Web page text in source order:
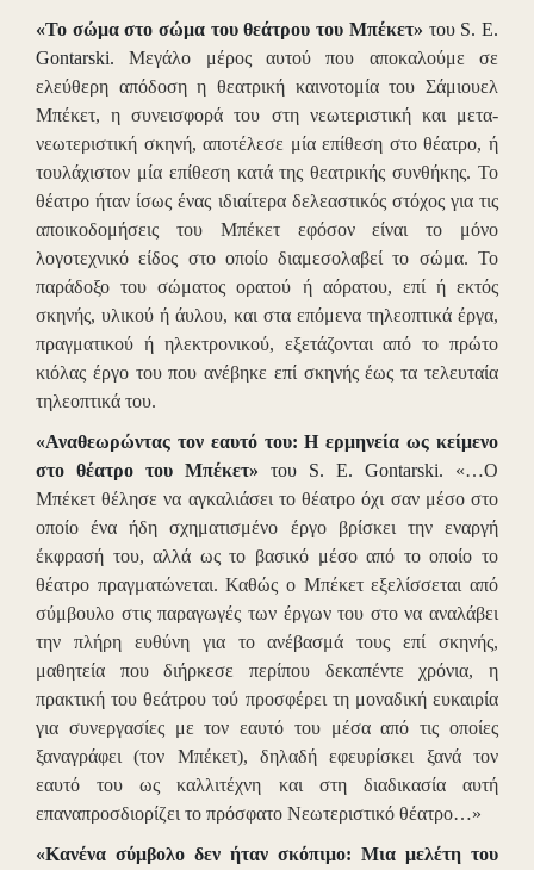
«Το σώμα στο σώμα του θεάτρου του Μπέκετ» του S. E.
Gontarski.Μεγάλο μέρος αυτού που αποκαλούμε σε
ελεύθερη απόδοση η θεατρική καινοτομία του Σάμιουελ
Μπέκετ, η συνεισφορά του στη νεωτεριστική και μετα-
νεωτεριστική σκηνή, αποτέλεσε μία επίθεση στο θέατρο, ή
τουλάχιστον μία επίθεση κατά της θεατρικής συνθήκης. Το
θέατρο ήταν ίσως ένας ιδιαίτερα δελεαστικός στόχος για τις
αποικοδομήσεις του Μπέκετ εφόσον είναι το μόνο
λογοτεχνικό είδος στο οποίο διαμεσολαβεί το σώμα. Το
παράδοξο του σώματος ορατού ή αόρατου, επί ή εκτός
σκηνής, υλικού ή άυλου, και στα επόμενα τηλεοπτικά έργα,
πραγματικού ή ηλεκτρονικού, εξετάζονται από το πρώτο
κιόλας έργο του που ανέβηκε επί σκηνής έως τα τελευταία
τηλεοπτικά του.
«Αναθεωρώντας τον εαυτό του: Η ερμηνεία ως κείμενο
στο θέατρο του Μπέκετ» του S. E. Gontarski.
«…Ο
Μπέκετ θέλησε να αγκαλιάσει το θέατρο όχι σαν μέσο στο
οποίο ένα ήδη σχηματισμένο έργο βρίσκει την εναργή
έκφρασή του, αλλά ως το βασικό μέσο από το οποίο το
θέατρο πραγματώνεται. Καθώς ο Μπέκετ εξελίσσεται από
σύμβουλο στις παραγωγές των έργων του στο να αναλάβει
την πλήρη ευθύνη για το ανέβασμά τους επί σκηνής,
μαθητεία που διήρκεσε περίπου δεκαπέντε χρόνια, η
πρακτική του θεάτρου τού προσφέρει τη μοναδική ευκαιρία
για συνεργασίες με τον εαυτό του μέσα από τις οποίες
ξαναγράφει (τον Μπέκετ), δηλαδή εφευρίσκει ξανά τον
εαυτό του ως καλλιτέχνη και στη διαδικασία αυτή
επαναπροσδιορίζει το πρόσφατο Νεωτεριστικό θέατρο…»
«Κανένα σύμβολο δεν ήταν σκόπιμο: Μια μελέτη του